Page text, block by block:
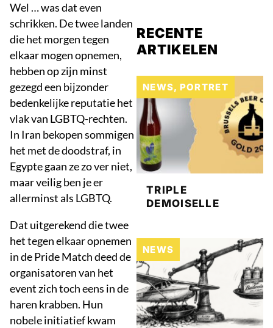
Wel … was dat even
schrikken. De twee landen
die het morgen tegen
elkaar mogen opnemen,
hebben op zijn minst
gezegd een bijzonder
bedenkelijke reputatie het
vlak van LGBTQ-rechten.
In Iran bekopen sommigen
het met de doodstraf, in
Egypte gaan ze zo ver niet,
maar veilig ben je er
allerminst als LGBTQ.
Dat uitgerekend die twee
het tegen elkaar opnemen
in de Pride Match deed de
organisatoren van het
event zich toch eens in de
haren krabben. Hun
nobele initiatief kwam
RECENTE
ARTIKELEN
NEWS, PORTRET
TRIPLE
DEMOISELLE
NEWS